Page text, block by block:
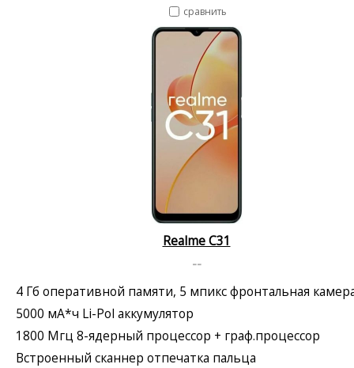
сравнить
Realme C31
--
4 Гб оперативной памяти, 5 мпикс фронтальная
5000 мА*ч Li-Pol аккумулятор
1800 Мгц 8-ядерный процессор + граф.процессор
Встроенный сканнер отпечатка пальца